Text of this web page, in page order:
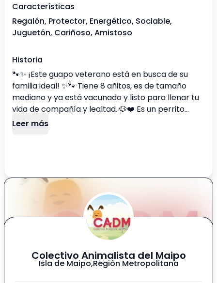
Características
Regalón, Protector, Energético, Sociable,
Juguetón, Cariñoso, Amistoso
Historia
🐾✨ ¡Este guapo veterano está en busca de su
familia ideal! ✨🐾 Tiene 8 añitos, es de tamaño
mediano y ya está vacunado y listo para llenar tu
vida de compañía y lealtad. 🐶❤️ Es un perrito
tranquilo, sabio y lleno de amor por dar. Disfruta
noble, que solo quiere un lugar donde sentirse
de tu vida? Escríbenos para adoptarlo o
conocerlo mejor. ¡Compartiendo también ayudas
Leer más
Colectivo Animalista del Maipo
Isla de Maipo,Región Metropolitana